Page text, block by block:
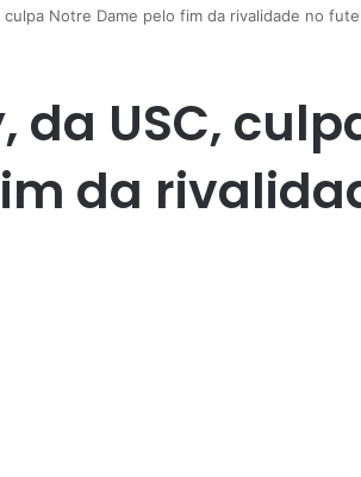
culpa Notre Dame pelo fim da rivalidade no
da USC,
da